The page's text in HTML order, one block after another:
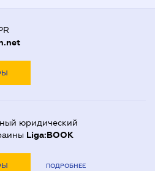
юридический
Liga:BOOK
ПОДРОБНЕЕ